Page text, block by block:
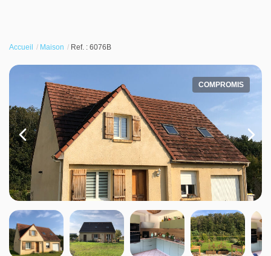
Vendre
Louer
Nos agences
Contact
Accueil Maison Ref. : 6076B
COMPROMIS